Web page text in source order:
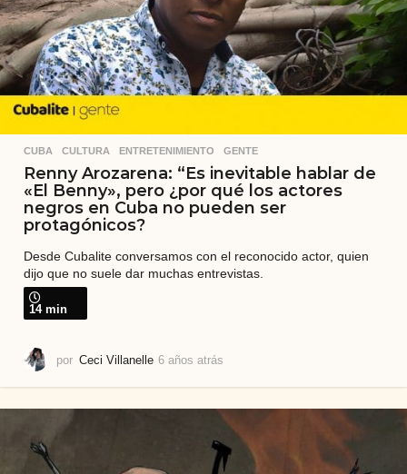
CUBA ,CULTURA ,ENTRETENIMIENTO ,GENTE
Renny Arozarena: “Es inevitable hablar de
«El Benny», pero ¿por qué los actores
negros en Cuba no pueden ser
protagónicos?
Desde Cubalite conversamos con el reconocido actor, quien
dijo que no suele dar muchas entrevistas.
14 min
por Ceci Villanelle 6 años atrás
o
s
a
t